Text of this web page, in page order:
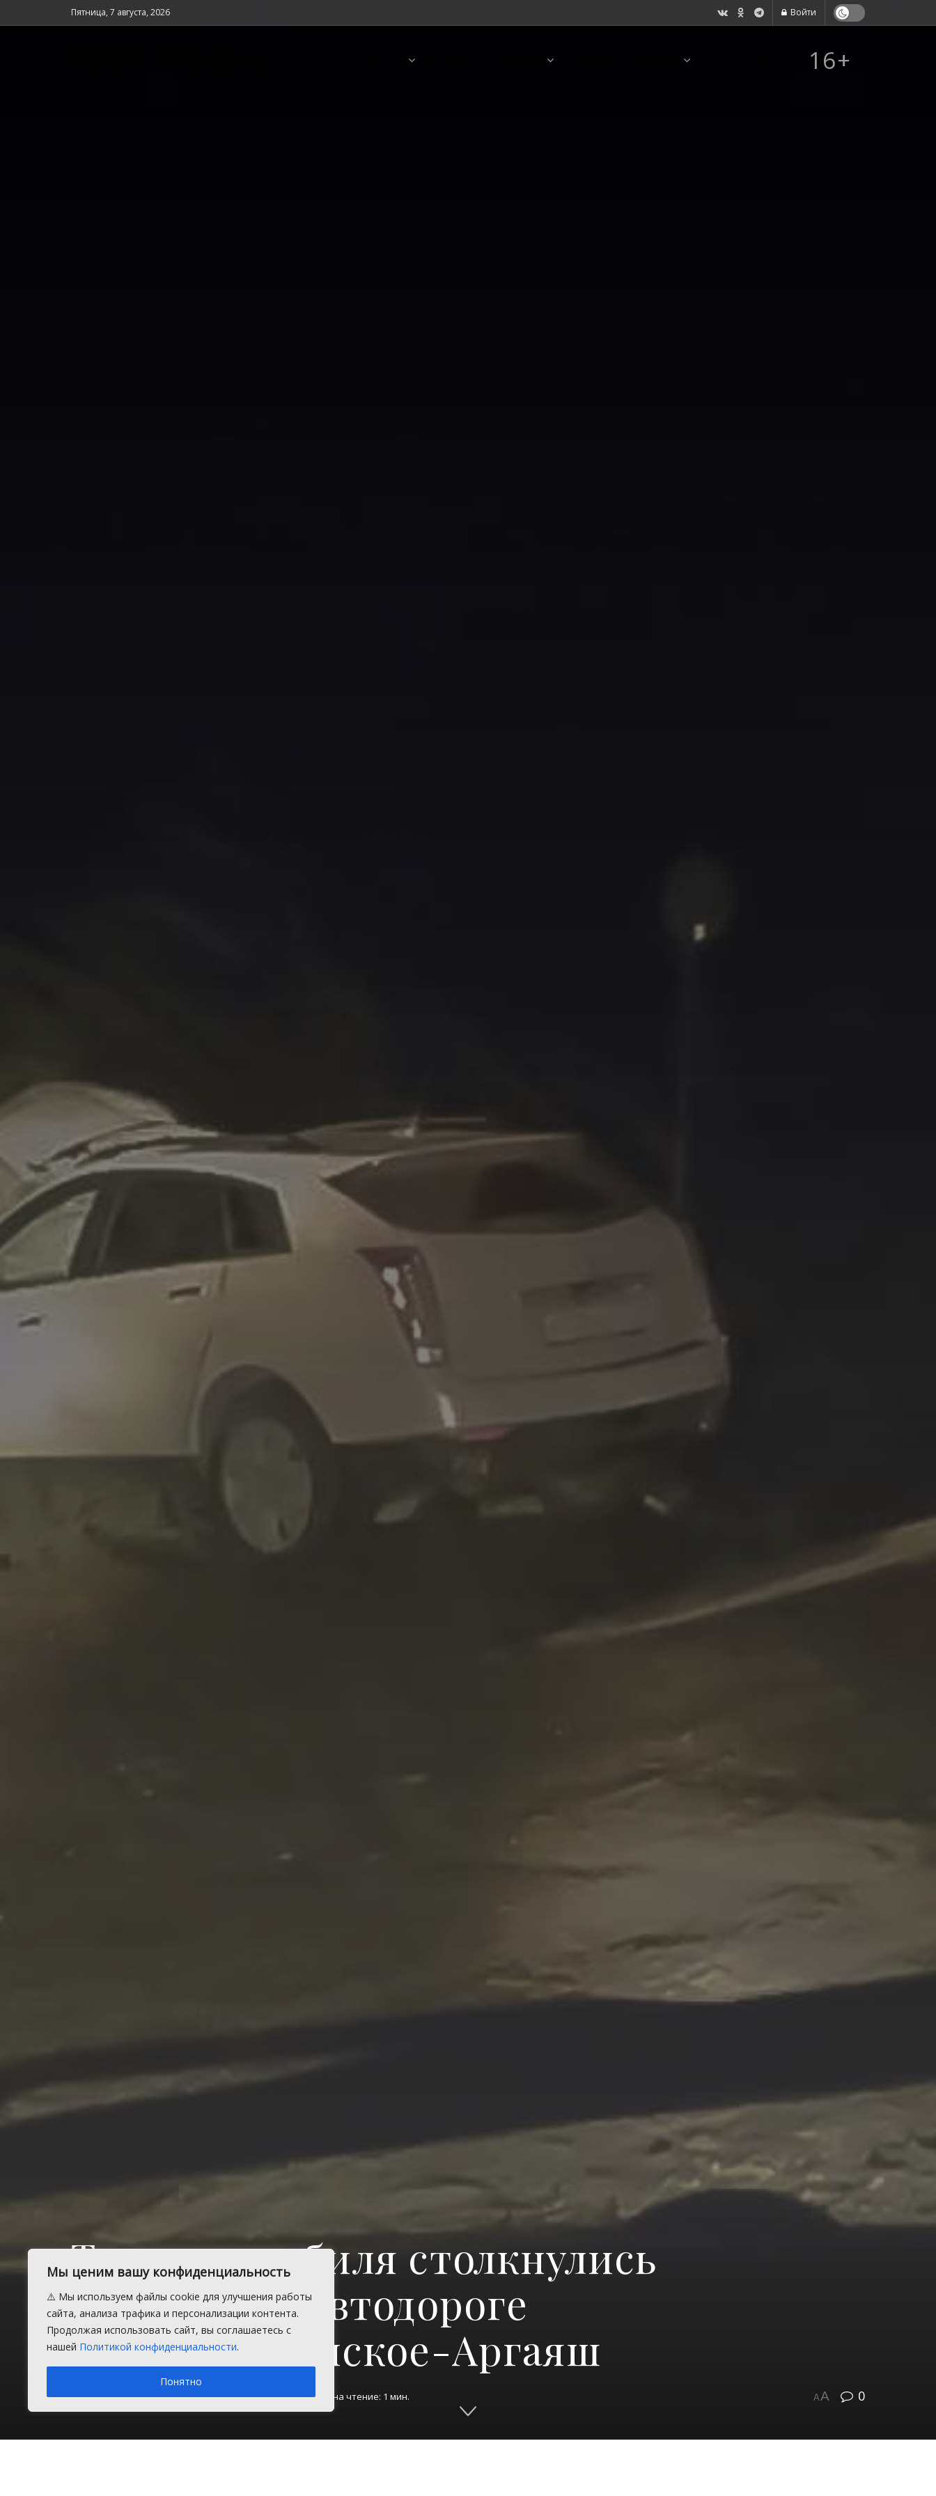
Мы ценим вашу конфиденциальность
⚠️ Мы используем файлы cookie для улучшения работы
сайта, анализа трафика и персонализации контента.
Продолжая использовать сайт, вы соглашаетесь с
нашей Политикой конфиденциальности.
Понятно
Пятница, 7 августа, 2026 Войти
16+
Три автомобиля столкнулись
вечером на автодороге
Долгодеревенское-Аргаяш
Суббота, 10 июня 2017 г. в рубрикеПроисшествия Время на чтение: 1 мин. AA 0